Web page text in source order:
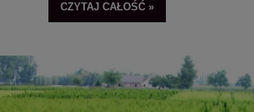
CZYTAJ CAŁOŚĆ »